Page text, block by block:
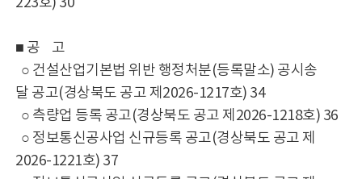
■ 공 고
○ 건설산업기본법 위반 행정처분(등록말소) 공시송
달 공고(경상북도 공고 제2026-1217호) 34
○ 측량업 등록 공고(경상북도 공고 제2026-1218호) 36
○ 정보통신공사업 신규등록 공고(경상북도 공고 제
2026-1221호) 37